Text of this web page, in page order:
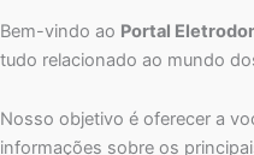
Bem-vindo ao Portal
tudo relacionado ao mundo
Nosso objetivo é oferecer a
informações sobre os